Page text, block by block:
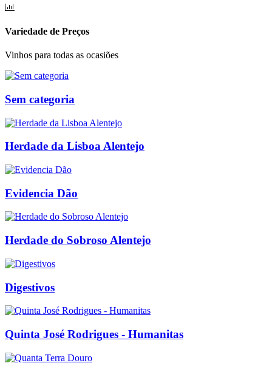
Variedade de Preços
Vinhos para todas as ocasiões
Sem categoria
Herdade da Lisboa Alentejo
Evidencia Dão
Herdade do Sobroso Alentejo
Digestivos
Quinta José Rodrigues - Humanitas